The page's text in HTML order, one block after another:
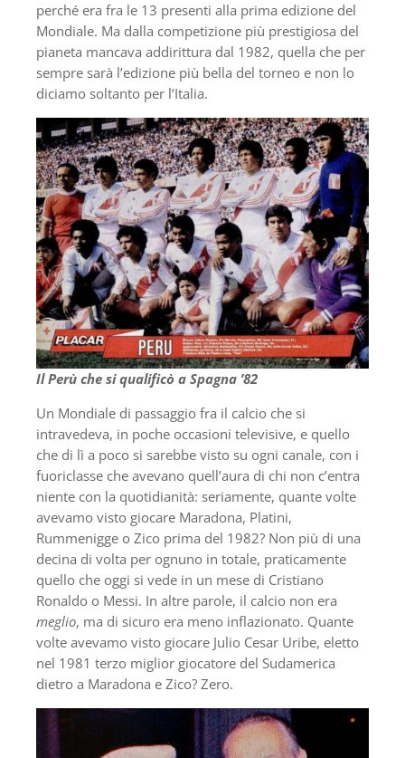
perché era fra le 13 presenti alla prima edizione del
Mondiale. Ma dalla competizione più prestigiosa del
pianeta mancava addirittura dal 1982, quella che per
sempre sarà l’edizione più bella del torneo e non lo
diciamo soltanto per l’Italia.
Il Perù che si qualificò a Spagna ’82
Un Mondiale di passaggio fra il calcio che si
intravedeva, in poche occasioni televisive, e quello
che di lì a poco si sarebbe visto su ogni canale, con i
fuoriclasse che avevano quell’aura di chi non c’entra
niente con la quotidianità: seriamente, quante volte
avevamo visto giocare Maradona, Platini,
Rummenigge o Zico prima del 1982? Non più di una
decina di volta per ognuno in totale, praticamente
quello che oggi si vede in un mese di Cristiano
Ronaldo o Messi. In altre parole, il calcio non era
meglio, ma di sicuro era meno inflazionato. Quante
volte avevamo visto giocare Julio Cesar Uribe, eletto
nel 1981 terzo miglior giocatore del Sudamerica
dietro a Maradona e Zico? Zero.